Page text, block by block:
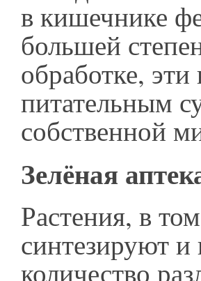
в кишечнике
большей
обработке,
питательным
собственной
Зелёная
Растения, в
синтезируют
количество